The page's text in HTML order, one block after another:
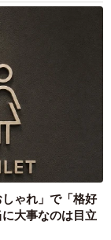
ゃれ」で「格好
大事なのは目立